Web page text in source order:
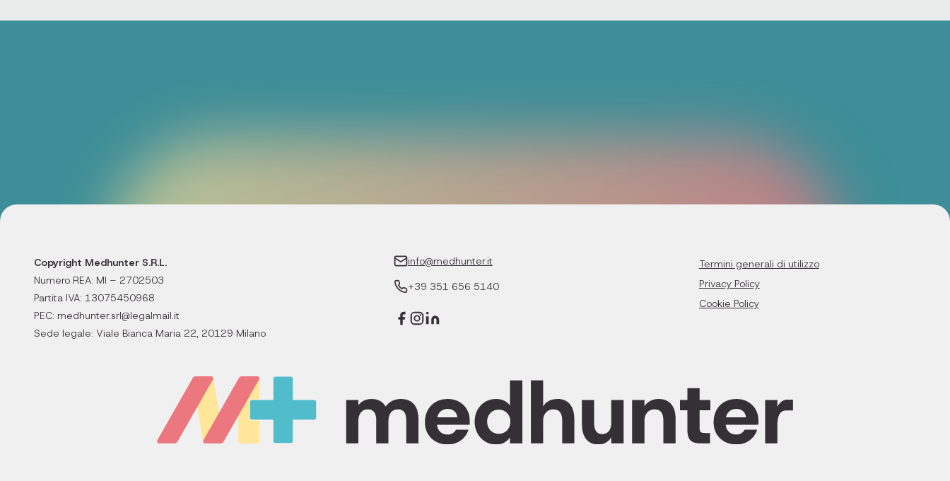
Copyright Medhunter S.R.L.
Numero REA: MI – 2702503
Partita IVA: 13075450968
PEC: medhunter.srl@legalmail.it
Sede legale: Viale Bianca Maria 22, 20129 Milano
info@medhunter.it
+39 351 656 5140
Termini generali di utilizzo
Privacy Policy
Cookie Policy